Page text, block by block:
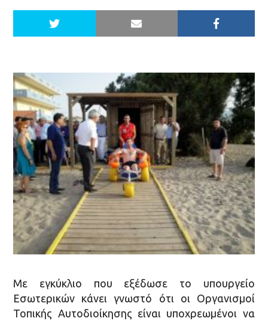
Με εγκύκλιο που εξέδωσε το υπουργείο
Εσωτερικών κάνει γνωστό ότι οι Οργανισμοί
Τοπικής Αυτοδιοίκησης είναι υποχρεωμένοι να